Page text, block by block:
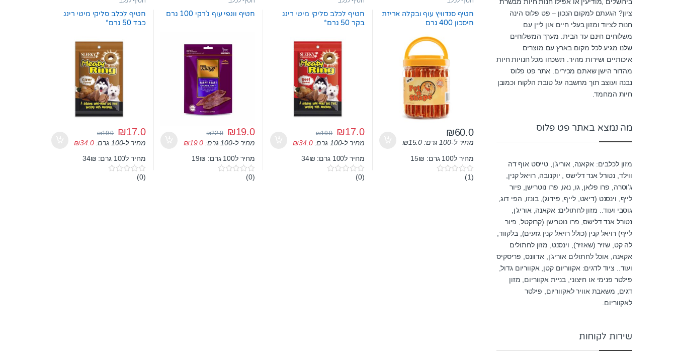
חטיף סנדוויץ עוף ובקלה אריזת
חיסכון 400 גרם
₪60.0
מחיר ל-100 גרם: ₪15.0
מחיר ל100 גרם: 15₪
0(1)
חטיף לכלב סליקי מיטי רינג
בקר 50 גרם*
₪17.0
₪19.0
מחיר ל-100 גרם: ₪34.0
מחיר ל100 גרם: 34₪
0
(0)
חטיף וונפי עוף ג’רקי 100 גרם
₪19.0
₪22.0
מחיר ל-100 גרם: ₪19.0
מחיר ל100 גרם: 19₪
0(0)
חטיף לכלב סליקי מיטי רינג
כבד 50 גרם*
₪17.0
₪19.0
מחיר ל-100 גרם: ₪34.0
מחיר ל100 גרם: 34₪
0
(0)
ציון? הגעתם למקום הנכון – פט פלוס הינה
חנות לציוד ומזון בעלי חיים און ליין עם
משלוחים חינם עד הבית. מערך המשלוחים
שלנו מגיע לכל מקום בארץ עם מוצרים
איכותיים ושירות מהיר. תשכחו מכל חנויות חיות
מהדור הישן שאתם מכירים. אתר פט פלוס
נבנה ועוצב תוך מחשבה על טובת הלקוח וכמובן
חיות המחמד.
מה נמצא באתר פט פלוס
מזון לכלבים: אקאנה, אוריג’ן, טייסט אוף דה
ווילד, נטורל אנד דלישס , יוקנובה, רויאל קנין,
ג’וסרה, פרו פלאן, גו, נאו, פרו נוטרישן, פיור
לייף, וינסנט (דיאט, לייף, פידוג), בונזו, הפי דוג,
גוסבי ועוד.. מזון לחתולים: אקאנה, אוריג’ן,
נטורל אנד דלישס, פרו נוטרישן (קרוקטל, פיור
לייף) רויאל קנין (כולל רויאל קנין גזעים), בלקווד,
לה קט, שזיר (שאזיר), וינסנט, מזון לחתולים
אקאנה, אוכל לחתולים אוריג’ן, אדוונס, פריסקיס
ועוד.. ציוד לדגים: אקווריום קטן, אקווריום גדול,
פילטר פנימי או חיצוני, בניית אקווריום, מזון
דגים, משאבת אוויר לאקווריום, פילטר
לאקווריום.
שירות לקוחות